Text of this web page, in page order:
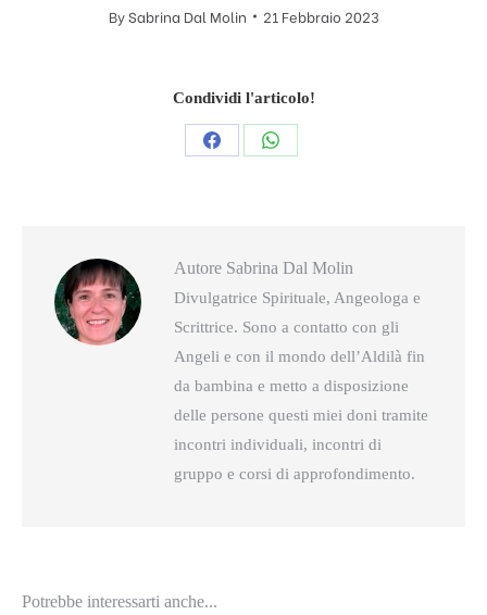
BySabrina Dal Molin 21 Febbraio 2023
Condividi l'articolo!
CondividiCondividi
Autore Sabrina Dal Molin
Divulgatrice Spirituale, Angeologa e
Scrittrice. Sono a contatto con gli
Angeli e con il mondo dell’Aldilà fin
da bambina e metto a disposizione
delle persone questi miei doni tramite
incontri individuali, incontri di
gruppo e corsi di approfondimento.
Potrebbe interessarti anche...